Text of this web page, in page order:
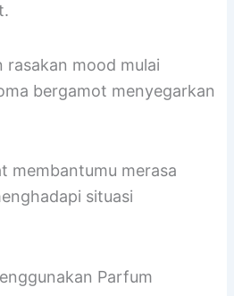
rasakan mood mulai
bergamot menyegarkan
membantumu merasa
situasi
Parfum